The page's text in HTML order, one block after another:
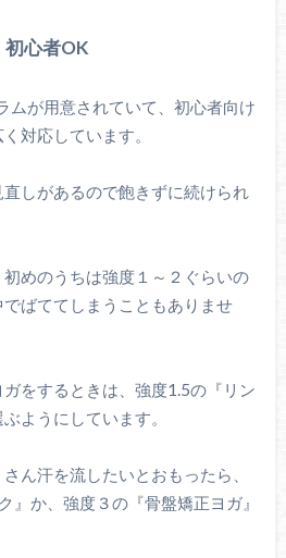
初心者OK
ムが用意されていて、初心者向け
対応しています。
しがあるので飽きずに続けられ
めのうちは強度１～２ぐらいの
ばててしまうこともありませ
をするときは、強度1.5の『リン
ようにしています。
ん汗を流したいとおもったら、
』か、強度３の『骨盤矯正ヨガ』